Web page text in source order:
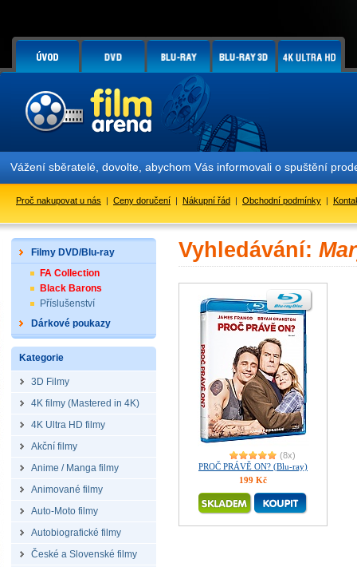
Vážení sběratelé, dovolte, abychom Vás informovali o spuštění
Proč nakupovat u nás | Ceny doručení | Nákupní řád | Obchodní podmínky |
Filmy DVD/Blu-ray
FA Collection
Black Barons
Příslušenství
Dárkové poukazy
Kategorie
3D Filmy
4K filmy (Mastered in 4K)
4K Ultra HD filmy
Akční filmy
Anime / Manga filmy
Animované filmy
Auto-Moto filmy
Autobiografické filmy
České a Slovenské filmy
Vyhledávání:
(8x)
PROČ PRÁVĚ ON? (Blu-ray)
199 Kč